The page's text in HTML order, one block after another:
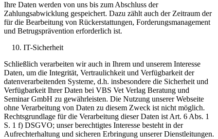
Ihre Daten werden von uns bis zum Abschluss der
Zahlungsabwicklung gespeichert. Dazu zählt auch der Zeitraum der
für die Bearbeitung von Rückerstattungen, Forderungsmanagement
und Betrugsprävention erforderlich ist.
IT-Sicherheit
Schließlich verarbeiten wir auch in Ihrem und unserem Interesse
Daten, um die Integrität, Vertraulichkeit und Verfügbarkeit der
datenverarbeitenden Systeme, d.h. insbesondere die Sicherheit und
Verfügbarkeit Ihrer Daten bei VBS Vet Verlag Beratung und
Seminar GmbH zu gewährleisten. Die Nutzung unserer Webseite
ohne Verarbeitung von Daten zu diesem Zweck ist nicht möglich.
Rechtsgrundlage für die Verarbeitung dieser Daten ist Art. 6 Abs. 1
S. 1 f) DSGVO; unser berechtigtes Interesse besteht in der
Aufrechterhaltung und sicheren Erbringung unserer Dienstleitungen.